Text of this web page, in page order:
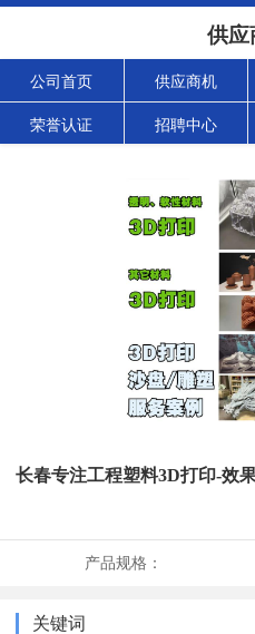
供应
公司首页 供应商机
荣誉认证 招聘中心
长春专注工程塑料3D打印-效
产品规格：
关键词